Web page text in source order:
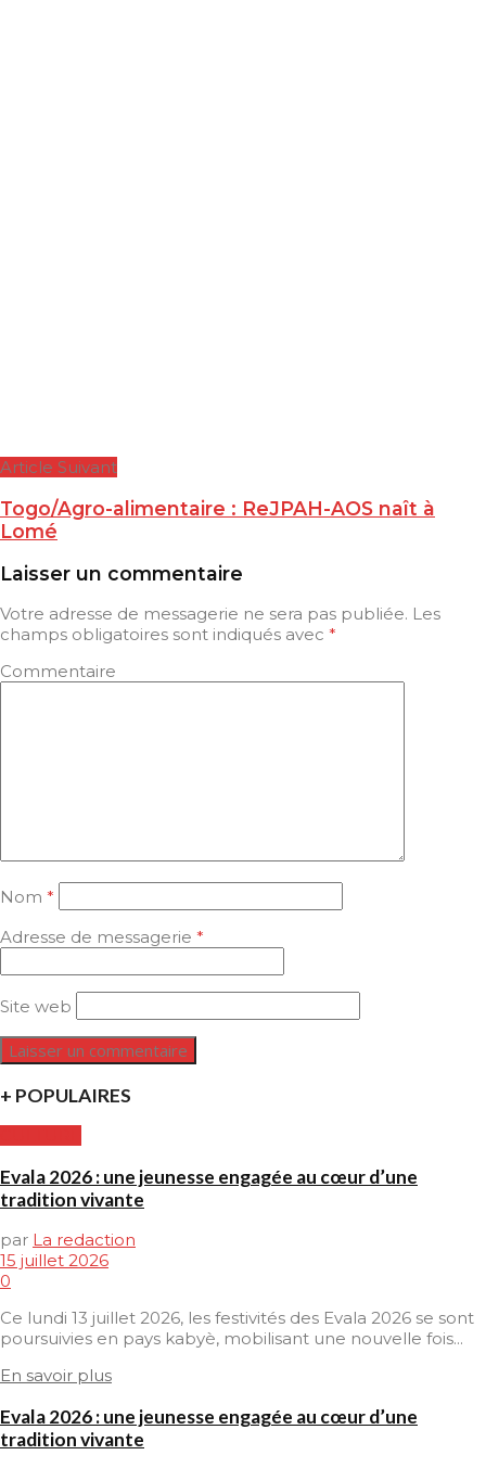
Article Suivant
Togo/Agro-alimentaire : ReJPAH-AOS naît à
Lomé
Laisser un commentaire
Votre adresse de messagerie ne sera pas publiée. Les
champs obligatoires sont indiqués avec *
Commentaire
Nom *
Adresse de messagerie *
Site web
+ POPULAIRES
Evala 2026 : une jeunesse engagée au cœur d’une
tradition vivante
par La redaction
15 juillet 2026
0
Ce lundi 13 juillet 2026, les festivités des Evala 2026 se sont
poursuivies en pays kabyè, mobilisant une nouvelle fois...
En savoir plus
Evala 2026 : une jeunesse engagée au cœur d’une
tradition vivante